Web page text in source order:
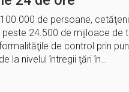
de persoane,
peste 24.500 de mijloace de
de control prin
la nivelul întregii ţări în…